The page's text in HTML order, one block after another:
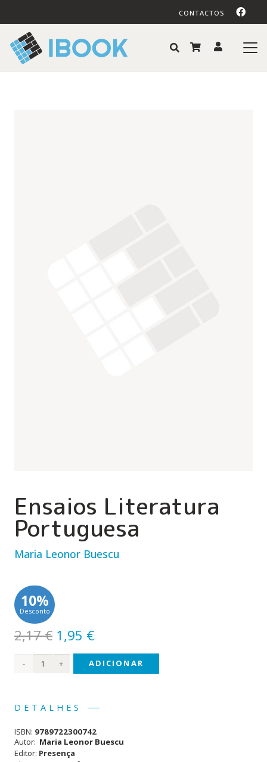
CONTACTOS
Ensaios Literatura
Portuguesa
Maria Leonor Buescu
10%
Desconto
2,17€ O
preço
original
2,17 €.
1,95 €O
preço
atual
Quantidade
Portuguesa
ADICIONAR
DETALHES
ISBN: 9789722300742
Autor: Maria Leonor Buescu
Editor: Presença